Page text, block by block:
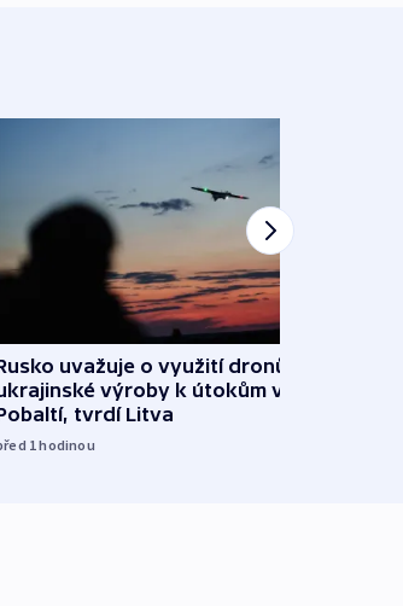
uvažuje o využití dronů
výroby k útokům v
tvrdí Litva
1hodinou